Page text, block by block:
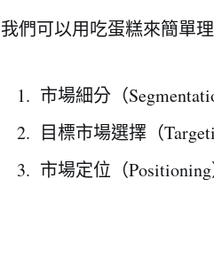
我們可以用吃蛋糕來簡單
市場細分（
目標市場選擇（
市場定位（